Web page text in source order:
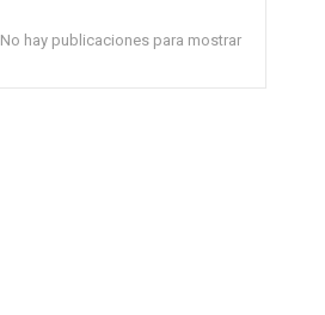
No hay publicaciones para mostrar